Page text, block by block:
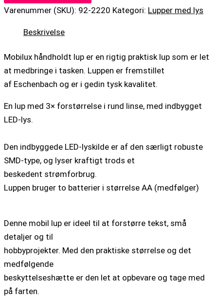
Varenummer (SKU): 92-2220 Kategori: Lupper med lys
Beskrivelse
Mobilux håndholdt lup er en rigtig praktisk lup som er let
at medbringe i tasken. Luppen er fremstillet
af Eschenbach og er i gedin tysk kavalitet.
En lup med 3× forstørrelse i rund linse, med indbygget
LED-lys.
Den indbyggede LED-lyskilde er af den særligt robuste
SMD-type, og lyser kraftigt trods et
beskedent strømforbrug.
Luppen bruger to batterier i størrelse AA (medfølger)
Denne mobil lup er ideel til at forstørre tekst, små
detaljer og til
hobbyprojekter. Med den praktiske størrelse og det
medfølgende
beskyttelseshætte er den let at opbevare og tage med
på farten.